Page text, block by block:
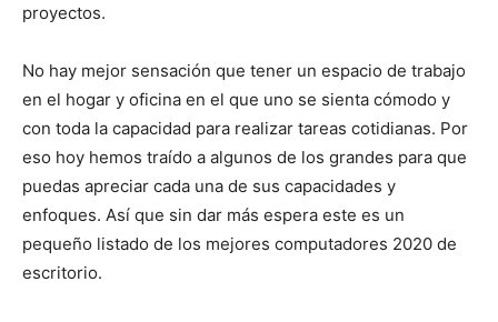
proyectos.
No hay mejor sensación que tener un espacio de trabajo
en el hogar y oficina en el que uno se sienta cómodo y
con toda la capacidad para realizar tareas cotidianas. Por
eso hoy hemos traído a algunos de los grandes para que
puedas apreciar cada una de sus capacidades y
enfoques. Así que sin dar más espera este es un
pequeño listado de los mejores computadores 2020 de
escritorio.